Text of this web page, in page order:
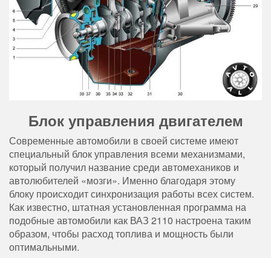
Блок управления двигателем
Современные автомобили в своей системе имеют
специальный блок управления всеми механизмами,
который получил название среди автомехаников и
автолюбителей «мозги». Именно благодаря этому
блоку происходит синхронизация работы всех систем.
Как известно, штатная установленная программа на
подобные автомобили как ВАЗ 2110 настроена таким
образом, чтобы расход топлива и мощность были
оптимальными.